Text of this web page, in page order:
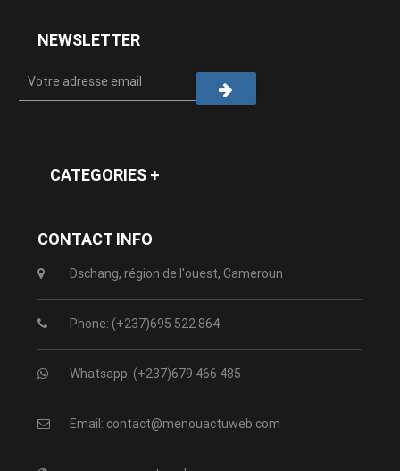
NEWSLETTER
CATEGORIES +
CONTACT INFO
Dschang, région de l'ouest, Cameroun
Phone: (+237)695 522 864
Whatsapp: (+237)679 466 485
Email: contact@menouactuweb.com